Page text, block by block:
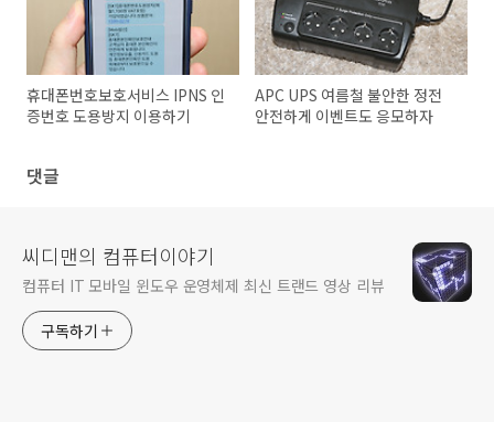
휴대폰번호보호서비스 IPNS 인
증번호 도용방지 이용하기
APC UPS 여름철 불안한 정전
안전하게 이벤트도 응모하자
댓글
씨디맨의 컴퓨터이야기
컴퓨터 IT 모바일 윈도우 운영체제 최신 트랜드 영상 리뷰
구독하기